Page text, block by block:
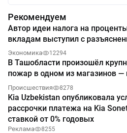
Рекомендуем
Автор идеи налога на
вкладам выступил с
Экономика 12294
В Ташобласти произошёл
пожар в одном из магазинов —
Происшествия 8278
Kia Uzbekistan опубликовала
рассрочки платежа на Kia
ставкой от 0% годовых
Реклама 8255